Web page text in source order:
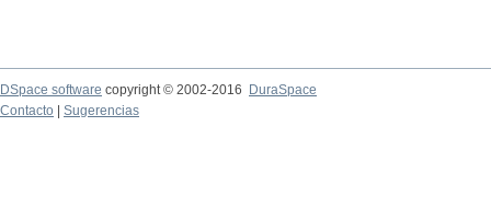
DSpace software copyright © 2002-2016
DuraSpace
Contacto
Sugerencias